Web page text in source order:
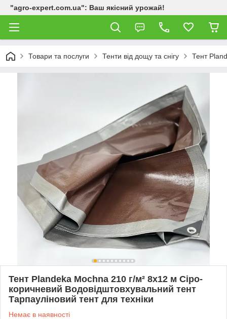
"agro-expert.com.ua": Ваш якісний урожай!
Товари та послуги Тенти від дощу та снігу Тент
Тент Plandeka Mochna 210 г/м² 8х12 м Сіро-
коричневий Водовідштовхувальний тент
Тарпауліновий тент для техніки
Немає в наявності